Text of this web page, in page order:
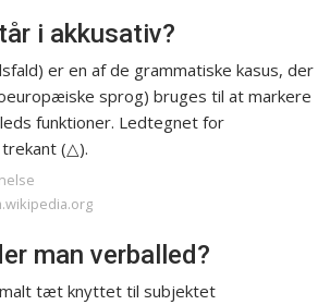
i akkusativ?
er en af de grammatiske kasus, der
sprog) bruges til at markere
funktioner. Ledtegnet for
(△).
man verballed?
tæt knyttet til subjektet